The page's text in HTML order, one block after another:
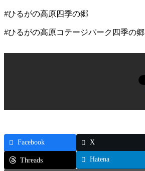
#ひるがの高原四季の郷
#ひるがの高原コテージパーク四季の郷
Facebook X
Threads Hatena